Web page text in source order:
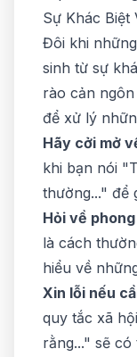
Sự Khác Biệt
Đôi khi
sinh từ sự
rào cản
để xử lý
Hãy cởi mở
khi bạn nói
thường..." để
Hỏi về
là cách
hiểu về
Xin lỗi nếu
quy tắc xã
rằng..." sẽ